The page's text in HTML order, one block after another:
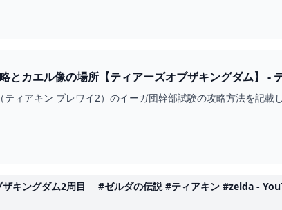
ィアキン ブレワイ2）のイーガ団幹部試験の攻略方法を記載
ザキングダム2周目 #ゼルダの伝説 #ティアキン #zelda -